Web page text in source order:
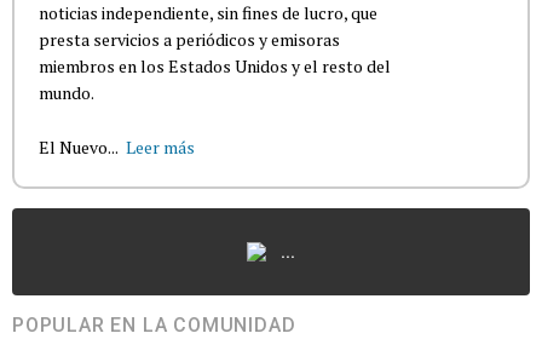
noticias independiente, sin fines de lucro, que
presta servicios a periódicos y emisoras
miembros en los Estados Unidos y el resto del
mundo.
El Nuevo... Leer más
...
POPULAR EN LA COMUNIDAD